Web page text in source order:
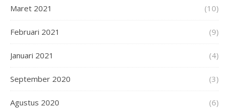
Maret 2021 (10)
Februari 2021 (9)
Januari 2021 (4)
September 2020 (3)
Agustus 2020 (6)